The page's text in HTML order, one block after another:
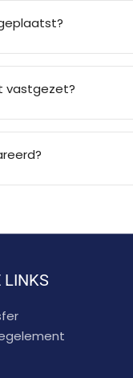
vastgezet?
LINKS